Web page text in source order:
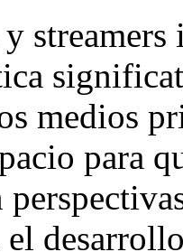
medios
para